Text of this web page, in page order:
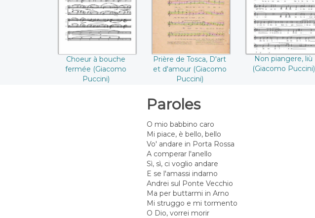
Puccini))
Choeur à bouche
fermée (Giacomo
Puccini)
((Giacomo Puccini))
Prière de Tosca, D'art
et d'amour (Giacomo
Puccini)
Non piangere, liù
(Giacomo Puccini)
Paroles
O mio babbino caro
Mi piace, è bello, bello
Vo' andare in Porta Rossa
A comperar l'anello
Sì, sì, ci voglio andare
E se l'amassi indarno
Andrei sul Ponte Vecchio
Ma per buttarmi in Arno
Mi struggo e mi tormento
O Dio, vorrei morir